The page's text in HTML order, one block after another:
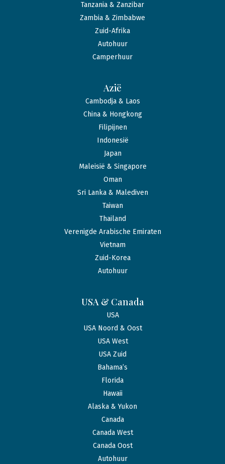
Tanzania & Zanzibar
Zambia & Zimbabwe
Zuid-Afrika
Autohuur
Camperhuur
Azië
Cambodja & Laos
China & Hongkong
Filipijnen
Indonesië
Japan
Maleisië & Singapore
Oman
Sri Lanka & Malediven
Taiwan
Thailand
Verenigde Arabische Emiraten
Vietnam
Zuid-Korea
Autohuur
USA & Canada
USA
USA Noord & Oost
USA West
USA Zuid
Bahama’s
Florida
Hawaii
Alaska & Yukon
Canada
Canada West
Canada Oost
Autohuur